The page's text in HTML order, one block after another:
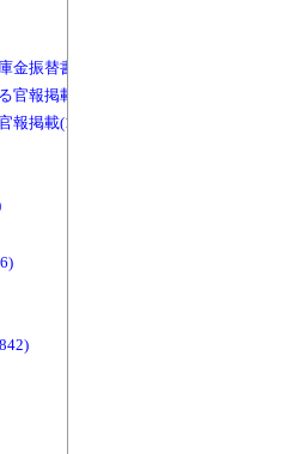
金振替書(0)
官報掲載(0)
報掲載(1)